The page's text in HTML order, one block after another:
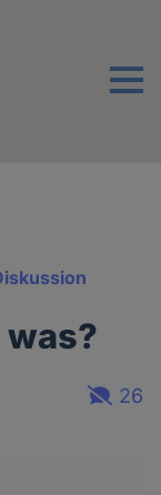
Menu
was?
26